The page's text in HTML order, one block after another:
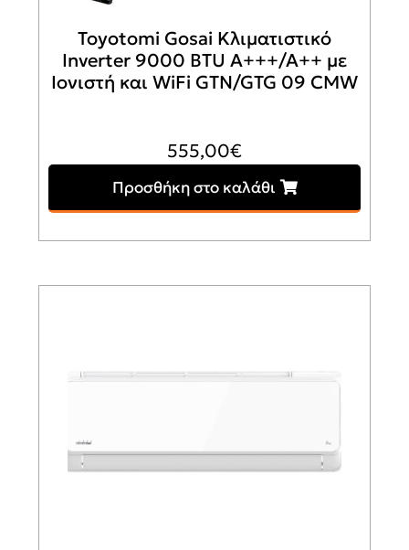
Toyotomi Gosai Κλιματιστικό
Inverter 9000 BTU A+++/A++ με
Ιονιστή και WiFi GTN/GTG 09 CMW
555,00€
Προσθήκη στο καλάθι